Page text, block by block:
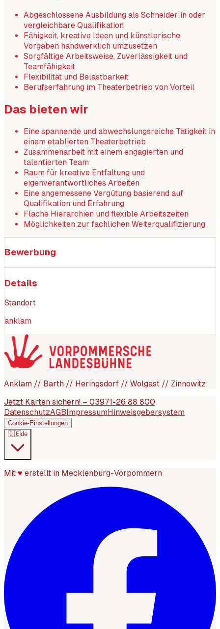
Abgeschlossene Ausbildung als Schneider:in oder
vergleichbare Qualifikation
Fähigkeit, kreative Ideen und künstlerische
Vorgaben handwerklich umzusetzen
Sorgfältige Arbeitsweise, Zuverlässigkeit und
Teamfähigkeit
Flexibilität und Belastbarkeit
Berufserfahrung im Theaterbetrieb von Vorteil
Das bieten wir
Eine spannende und abwechslungsreiche Tätigkeit in
einem etablierten Theaterbetrieb
Zusammenarbeit mit einem engagierten und
talentierten Team
Raum für kreative Entfaltung und
eigenverantwortliches Arbeiten
Eine angemessene Vergütung basierend auf
Qualifikation und Erfahrung
Flache Hierarchien und flexible Arbeitszeiten
Möglichkeiten zur fachlichen Weiterqualifizierung
Bewerbung
Details
Standort
anklam
Anklam // Barth // Heringsdorf // Wolgast // Zinnowitz
Jetzt Karten sichern! – 03971-26 88 800
DatenschutzAGB ImpressumHinweisgebersystem
Cookie-Einstellungen
🇩🇪de
Mit ♥ erstellt in Mecklenburg-Vorpommern